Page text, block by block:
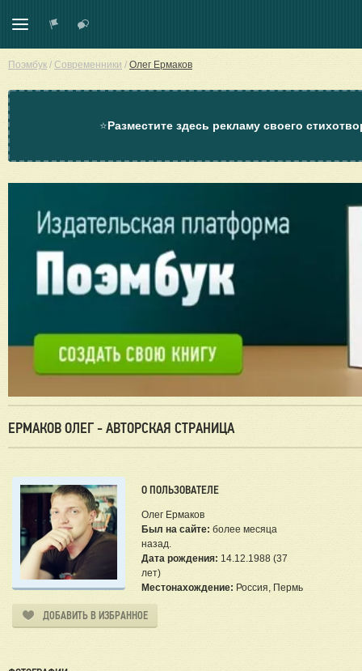
Поэмбук / Современники / Олег Ермаков
⭐Разместите здесь рекламу своего
ЕРМАКОВ ОЛЕГ - АВТОРСКАЯ СТРАНИЦА
О ПОЛЬЗОВАТЕЛЕ
Олег Ермаков
Был на сайте: более месяца
назад.
Дата рождения: 14.12.1988 (37
лет)
Местонахождение: Россия, Пермь
ДОБАВИТЬ В ИЗБРАННОЕ